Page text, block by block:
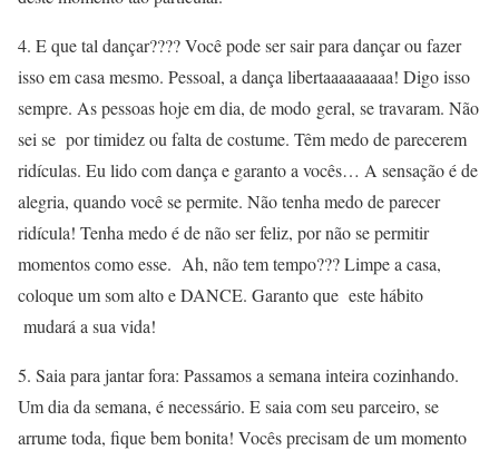
4. E que tal dançar???? Você pode ser sair para dançar ou fazer
isso em casa mesmo. Pessoal, a dança libertaaaaaaaaa! Digo isso
sempre. As pessoas hoje em dia, de modo geral, se travaram. Não
sei se por timidez ou falta de costume. Têm medo de parecerem
ridículas. Eu lido com dança e garanto a vocês… A sensação é de
alegria, quando você se permite. Não tenha medo de parecer
ridícula! Tenha medo é de não ser feliz, por não se permitir
momentos como esse. Ah, não tem tempo??? Limpe a casa,
coloque um som alto e DANCE. Garanto que este hábito
mudará a sua vida!
5. Saia para jantar fora: Passamos a semana inteira cozinhando.
Um dia da semana, é necessário. E saia com seu parceiro, se
arrume toda, fique bem bonita! Vocês precisam de um momento